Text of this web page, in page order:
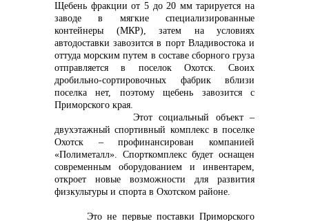
Контакты
+7 (423) 234 50 50
info@vostokcement.ru
Щебень фракции от 5 до 20 мм тарируется на
заводе в мягкие специализированные
контейнеры (МКР), затем на условиях
автодоставки завозится в порт Владивостока и
оттуда морским путем в составе сборного груза
отправляется в поселок Охотск. Своих
дробильно-сортировочных фабрик вблизи
поселка нет, поэтому щебень завозится с
Приморского края.
Этот социальный объект –
двухэтажный спортивный комплекс в поселке
Охотск – профинансирован компанией
«Полиметалл». Спорткомплекс будет оснащен
современным оборудованием и инвентарем,
откроет новые возможности для развития
физкультуры и спорта в Охотском районе.
Это не первые поставки Приморского